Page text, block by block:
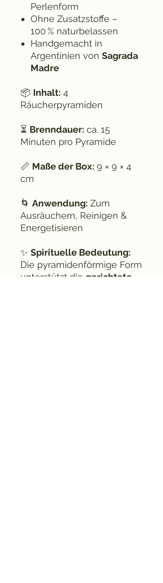
Perlenform
Ohne Zusatzstoffe –
100 % naturbelassen
Handgemacht in
Argentinien von Sagrada
Madre
📦 Inhalt: 4
Räucherpyramiden
⏳ Brenndauer: ca. 15
Minuten pro Pyramide
📏 Maße der Box: 9 × 9 × 4
cm
🌀 Anwendung: Zum
Ausräuchern, Reinigen &
Energetisieren
✨ Spirituelle Bedeutung:
Die pyramidenförmige Form
unterstützt die gerichtete